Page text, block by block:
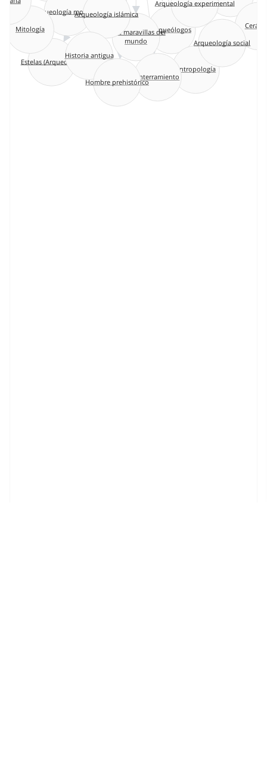
Arqueólogos
Siete maravillas del
mundo
Arqueología moderna
Antropología
Estelas (Arqueología
Arqueología islámica
Enterramiento
Historia antigua
Arqueología social
Mitología
Hombre prehistórico